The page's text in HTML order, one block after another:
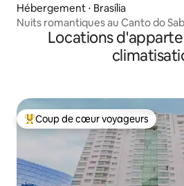
Hébergement ⋅ Brasília
Nuits romantiques au Canto do
Locations
Coups de cœur voyageurs les plus
Coup de cœur voyageurs